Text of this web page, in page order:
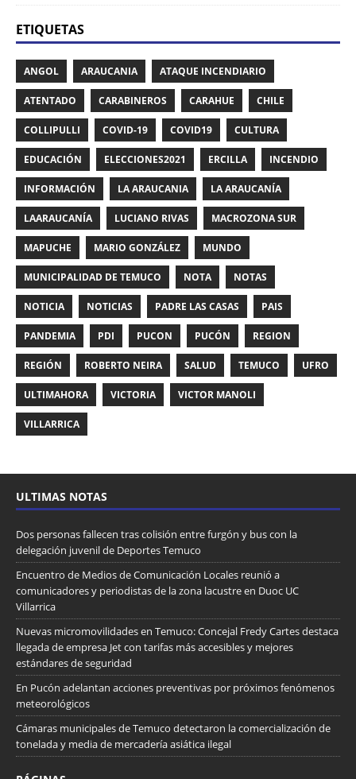
ETIQUETAS
ANGOL ARAUCANIA ATAQUE INCENDIARIO
ATENTADO CARABINEROS CARAHUE CHILE
COLLIPULLI COVID-19 COVID19 CULTURA
EDUCACIÓN ELECCIONES2021 ERCILLA INCENDIO
INFORMACIÓN LA ARAUCANIA LA ARAUCANÍA
LAARAUCANÍA LUCIANO RIVAS MACROZONA SUR
MAPUCHE MARIO GONZÁLEZ MUNDO
MUNICIPALIDAD DE TEMUCO NOTA NOTAS
NOTICIA NOTICIAS PADRE LAS CASAS PAIS
PANDEMIA PDI PUCON PUCÓN REGION
REGIÓN ROBERTO NEIRA SALUD TEMUCO UFRO
ULTIMAHORA VICTORIA VICTOR MANOLI
VILLARRICA
ULTIMAS NOTAS
Dos personas fallecen tras colisión entre furgón y bus con la
delegación juvenil de Deportes Temuco
Encuentro de Medios de Comunicación Locales reunió a
comunicadores y periodistas de la zona lacustre en Duoc UC
Villarrica
Nuevas micromovilidades en Temuco: Concejal Fredy Cartes destaca
llegada de empresa Jet con tarifas más accesibles y mejores
estándares de seguridad
En Pucón adelantan acciones preventivas por próximos fenómenos
meteorológicos
Cámaras municipales de Temuco detectaron la comercialización de
tonelada y media de mercadería asiática ilegal